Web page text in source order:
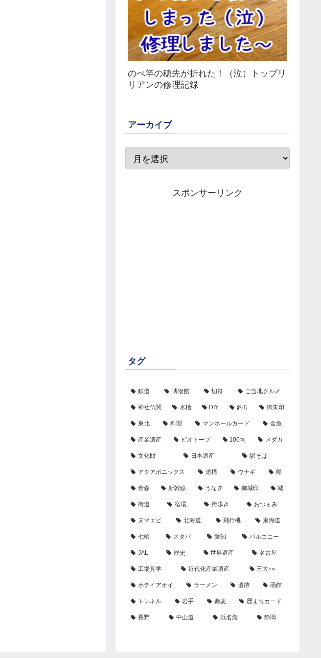
のべ竿の穂先が折れた！（泣）トップリ
リアンの修理記録
アーカイブ
スポンサーリンク
タグ
鉄道 博物館 切符 ご当地グルメ
神社仏閣 水槽 DIY 釣り 御朱印
東北 料理 マンホールカード 金魚
産業遺産 ビオトープ 100均 メダカ
文化財 日本遺産 駅そば
アクアポニックス 遺構 ウナギ 船
青森 新幹線 うなぎ 御城印 城
街道 宿場 街歩き おつまみ
ヌマエビ 北海道 飛行機 東海道
七輪 スタバ 愛知 バルコニー
JAL 歴史 世界遺産 名古屋
工場見学 近代化産業遺産 三大○○
ホテイアオイ ラーメン 遺跡 函館
トンネル 岩手 蕎麦 歴まちカード
長野 中山道 浜名湖 静岡